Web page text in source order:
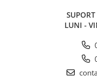
LUNI -